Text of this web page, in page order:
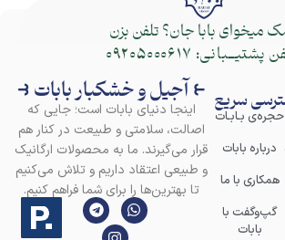
میخوای بابا جان؟ تلفن بزن
پشتیــبانی: 09205000617
⥼ آجیل و خشکبار بابات ⥽
اینجا دنیای بابات است؛ جایی که
اصالت، سلامتی و طبیعت در کنار هم
قرار می‌گیرند. ما به محصولات ارگانیک
و طبیعی اعتقاد داریم و تلاش می‌کنیم
تا بهترین‌ها را برای شما فراهم کنیم.
سریع
حجره‌ی بـابـات
درباره بابات
همکاری با ما
گپ‌وگفت با
بابات